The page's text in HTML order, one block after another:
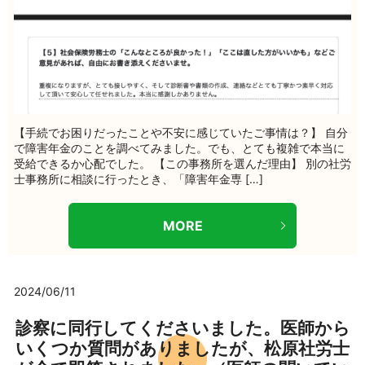
【手続でお困りだったことや不安に感じていたご事情は？】 自分
で障害年金のことを調べてみました。でも、とても複雑で本当に
受給できるか心配でした。 【この事務所を選んだ理由】 別の社労
士事務所に相談に行ったとき、「障害年金専 […]
MORE
2024/06/11
診察に同行してくださいました。医師から
いくつか質問がありましたが、松原社労士